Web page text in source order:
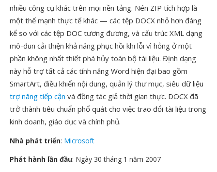
nhiều công cụ khác trên mọi nền tảng. Nén ZIP tích hợp là
một thế mạnh thực tế khác — các tệp DOCX nhỏ hơn đáng
kể so với các tệp DOC tương đương, và cấu trúc XML dạng
mô-đun cải thiện khả năng phục hồi khi lỗi vì hỏng ở một
phần không nhất thiết phá hủy toàn bộ tài liệu. Định dạng
này hỗ trợ tất cả các tính năng Word hiện đại bao gồm
SmartArt, điều khiển nội dung, quản lý thư mục, siêu dữ liệu
trợ năng tiếp cận và đồng tác giả thời gian thực. DOCX đã
trở thành tiêu chuẩn phổ quát cho việc trao đổi tài liệu trong
kinh doanh, giáo dục và chính phủ.
Nhà phát triển: Microsoft
Phát hành lần đầu: Ngày 30 tháng 1 năm 2007